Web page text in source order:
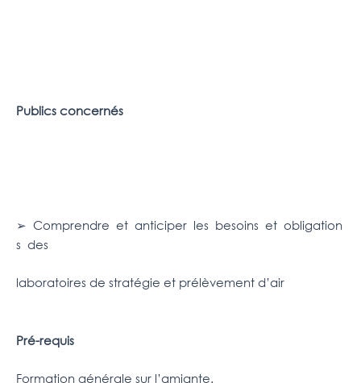
Publics concernés
➢ Comprendre et anticiper les besoins et obligation
s des
laboratoires de stratégie et prélèvement d’air
Pré-requis
Formation générale sur l’amiante.